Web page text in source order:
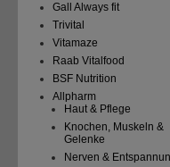
Gall Always fit
Trivital
Vitamaze
Raab Vitalfood
BSF Nutrition
Allpharm
Haut & Pflege
Knochen, Muskeln &
Gelenke
Nerven &